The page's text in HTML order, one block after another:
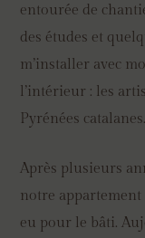
entourée de
des études et
m’installer avec
l’intérieur : les
Pyrénées catalanes.
Après plusieurs
notre
eu pour le bâti.